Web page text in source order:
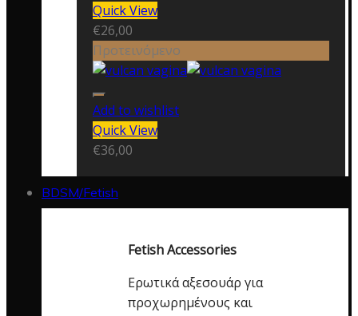
Quick View
€26,00
Προτεινόμενο
Add to wishlist
Quick View
€36,00
BDSM/Fetish
Fetish Accessories
Ερωτικά αξεσουάρ για
προχωρημένους και